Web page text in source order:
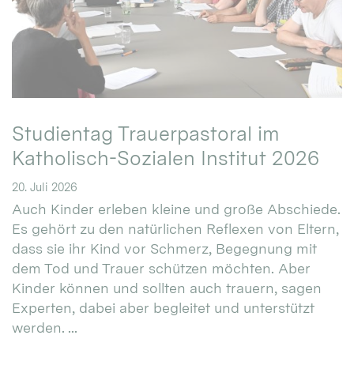
Studientag Trauerpastoral im
Katholisch-Sozialen Institut 2026
20. Juli 2026
Auch Kinder erleben kleine und große Abschiede.
Es gehört zu den natürlichen Reflexen von Eltern,
dass sie ihr Kind vor Schmerz, Begegnung mit
dem Tod und Trauer schützen möchten. Aber
Kinder können und sollten auch trauern, sagen
Experten, dabei aber begleitet und unterstützt
werden. ...